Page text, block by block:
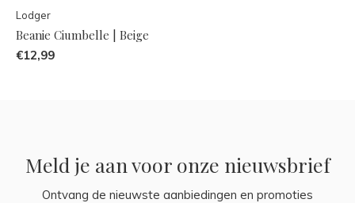
Lodger
Beanie Ciumbelle | Beige
€12,99
Meld je aan voor onze nieuwsbrief
Ontvang de nieuwste aanbiedingen en promoties